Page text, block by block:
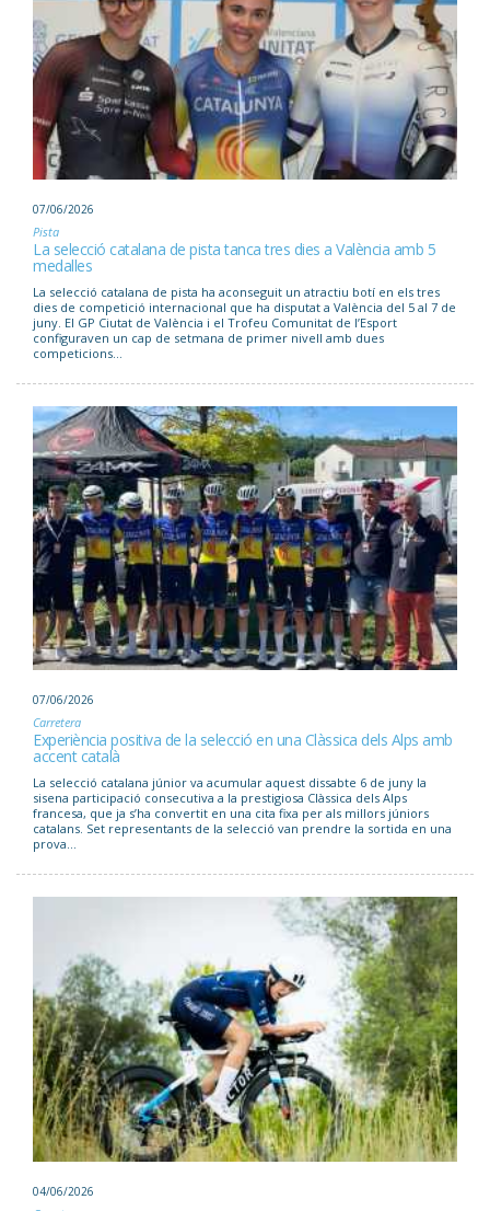
07/06/2026
Pista
La selecció catalana de pista tanca tres dies a València amb 5
medalles
La selecció catalana de pista ha aconseguit un atractiu botí en els tres
dies de competició internacional que ha disputat a València del 5 al 7 de
juny. El GP Ciutat de València i el Trofeu Comunitat de l’Esport
configuraven un cap de setmana de primer nivell amb dues
competicions...
07/06/2026
Carretera
Experiència positiva de la selecció en una Clàssica dels Alps amb
accent català
La selecció catalana júnior va acumular aquest dissabte 6 de juny la
sisena participació consecutiva a la prestigiosa Clàssica dels Alps
francesa, que ja s’ha convertit en una cita fixa per als millors júniors
catalans. Set representants de la selecció van prendre la sortida en una
prova...
04/06/2026